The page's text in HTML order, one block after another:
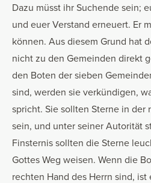
Dazu müsst ihr Suchende sein;
und euer Verstand erneuert. Er
können. Aus diesem Grund hat
nicht zu den Gemeinden direkt
den Boten der sieben
sind, werden sie verkündigen,
spricht. Sie sollten Sterne in der
sein, und unter seiner Autorität
Finsternis sollten die Sterne
Gottes Weg weisen. Wenn die
rechten Hand des Herrn sind, ist